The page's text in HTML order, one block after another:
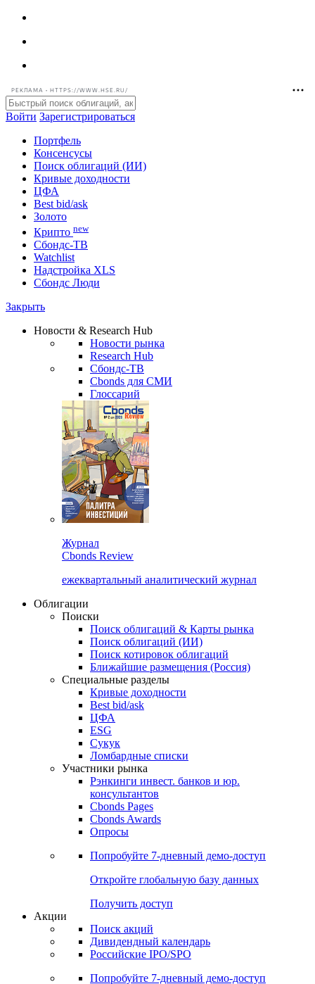
РЕКЛАМА • HTTPS://WWW.HSE.RU/
Войти Зарегистрироваться
Портфель
Консенсусы
Поиск облигаций (ИИ)
Кривые доходности
ЦФА
Best bid/ask
Золото
Крипто new
Watchlist
Сбондс Люди
Новости & Research Hub
Новости рынка
Research Hub
Сбондс-ТВ
Cbonds для СМИ
Глоссарий
Cbonds Review
ежеквартальный аналитический журнал
Облигации
Поиски
Поиск облигаций & Карты рынка
Поиск облигаций (ИИ)
Поиск котировок облигаций
Ближайшие размещения (Россия)
Специальные разделы
Кривые доходности
Best bid/ask
ЦФА
ESG
Сукук
Ломбардные списки
Участники рынка
Рэнкинги инвест. банков и юр.
Cbonds Pages
Опросы
Попробуйте7-дневный
Откройте глобальную базу данных
Получить доступ
Поиск акций